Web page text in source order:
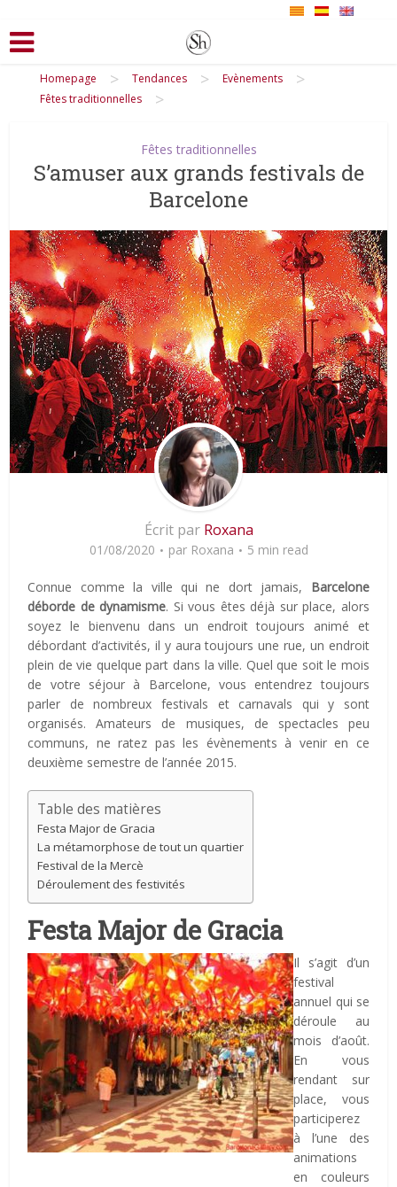
Homepage > Tendances > Evènements >
Fêtes traditionnelles >
Fêtes traditionnelles
S’amuser aux grands festivals de
Barcelone
Écrit par Roxana
01/08/2020 par Roxana 5 min read
Connue comme la ville qui ne dort jamais, Barcelone
déborde de dynamisme. Si vous êtes déjà sur place, alors
soyez le bienvenu dans un endroit toujours animé et
débordant d’activités, il y aura toujours une rue, un endroit
plein de vie quelque part dans la ville. Quel que soit le mois
de votre séjour à Barcelone, vous entendrez toujours
parler de nombreux festivals et carnavals qui y sont
organisés. Amateurs de musiques, de spectacles peu
communs, ne ratez pas les évènements à venir en ce
deuxième semestre de l’année 2015.
Table des matières
Festa Major de Gracia
La métamorphose de tout un quartier
Festival de la Mercè
Déroulement des festivités
Festa Major de Gracia
Il s’agit d’un
festival
annuel qui se
déroule au
mois d’août.
En vous
rendant sur
place, vous
participerez
à l’une des
animations
en couleurs